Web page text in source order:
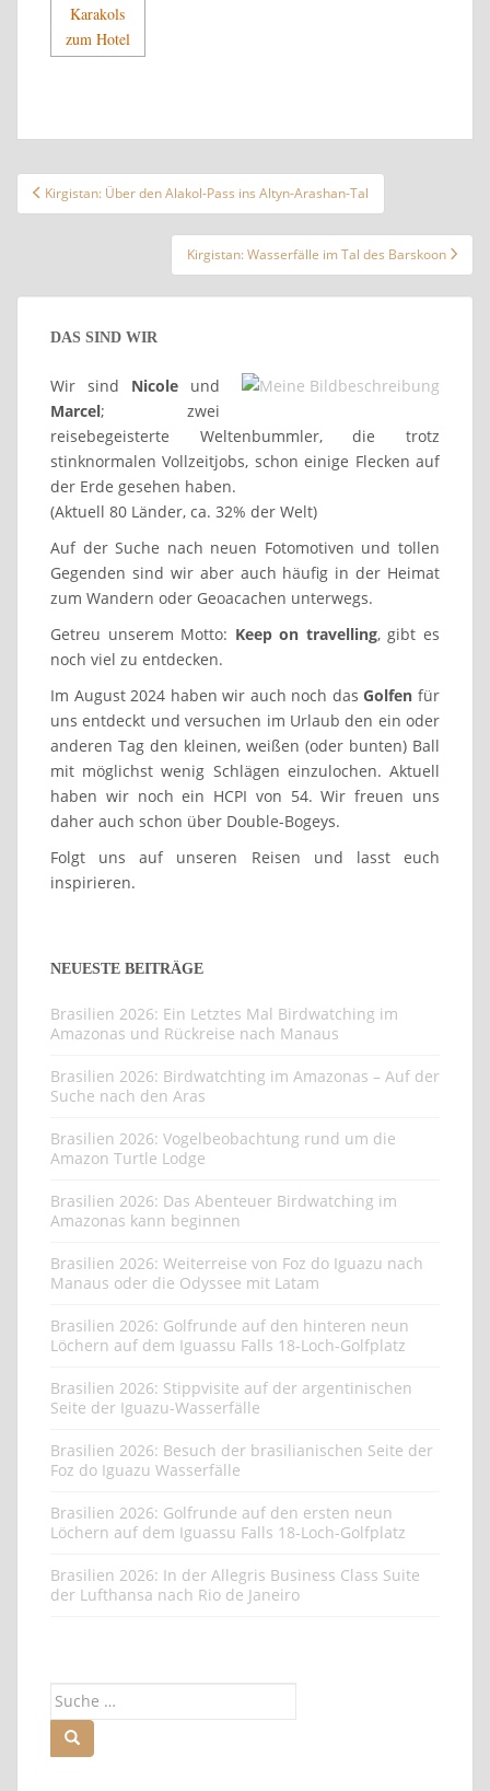
Beitragsnavigation
Kirgistan: Über den Alakol-Pass ins Altyn-Arashan-Tal
Kirgistan: Wasserfälle im Tal des Barskoon
DAS SIND WIR
Wir sind Nicole und
Marcel; zwei
reisebegeisterte Weltenbummler, die trotz
stinknormalen Vollzeitjobs, schon einige Flecken auf
der Erde gesehen haben.
(Aktuell 80 Länder, ca. 32% der Welt)
Auf der Suche nach neuen Fotomotiven und tollen
Gegenden sind wir aber auch häufig in der Heimat
zum Wandern oder Geoacachen unterwegs.
Getreu unserem Motto: Keep on travelling, gibt es
noch viel zu entdecken.
Im August 2024 haben wir auch noch dasGolfen für
uns entdeckt und versuchen im Urlaub den ein oder
anderen Tag den kleinen, weißen (oder bunten) Ball
mit möglichst wenig Schlägen einzulochen. Aktuell
haben wir noch ein HCPI von 54. Wir freuen uns
daher auch schon über Double-Bogeys.
Folgt uns auf unseren Reisen und lasst euch
inspirieren.
NEUESTE BEITRÄGE
Brasilien 2026: Ein Letztes Mal Birdwatching im
Amazonas und Rückreise nach Manaus
Brasilien 2026: Birdwatchting im Amazonas – Auf der
Suche nach den Aras
Brasilien 2026: Vogelbeobachtung rund um die
Amazon Turtle Lodge
Brasilien 2026: Das Abenteuer Birdwatching im
Amazonas kann beginnen
Brasilien 2026: Weiterreise von Foz do Iguazu nach
Manaus oder die Odyssee mit Latam
Brasilien 2026: Golfrunde auf den hinteren neun
Löchern auf dem Iguassu Falls 18-Loch-Golfplatz
Brasilien 2026: Stippvisite auf der argentinischen
Seite der Iguazu-Wasserfälle
Brasilien 2026: Besuch der brasilianischen Seite der
Foz do Iguazu Wasserfälle
Brasilien 2026: Golfrunde auf den ersten neun
Löchern auf dem Iguassu Falls 18-Loch-Golfplatz
Brasilien 2026: In der Allegris Business Class Suite
der Lufthansa nach Rio de Janeiro